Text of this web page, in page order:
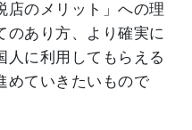
のメリット」への理
のあり方、より確実に
人に利用してもらえる
めていきたいもので